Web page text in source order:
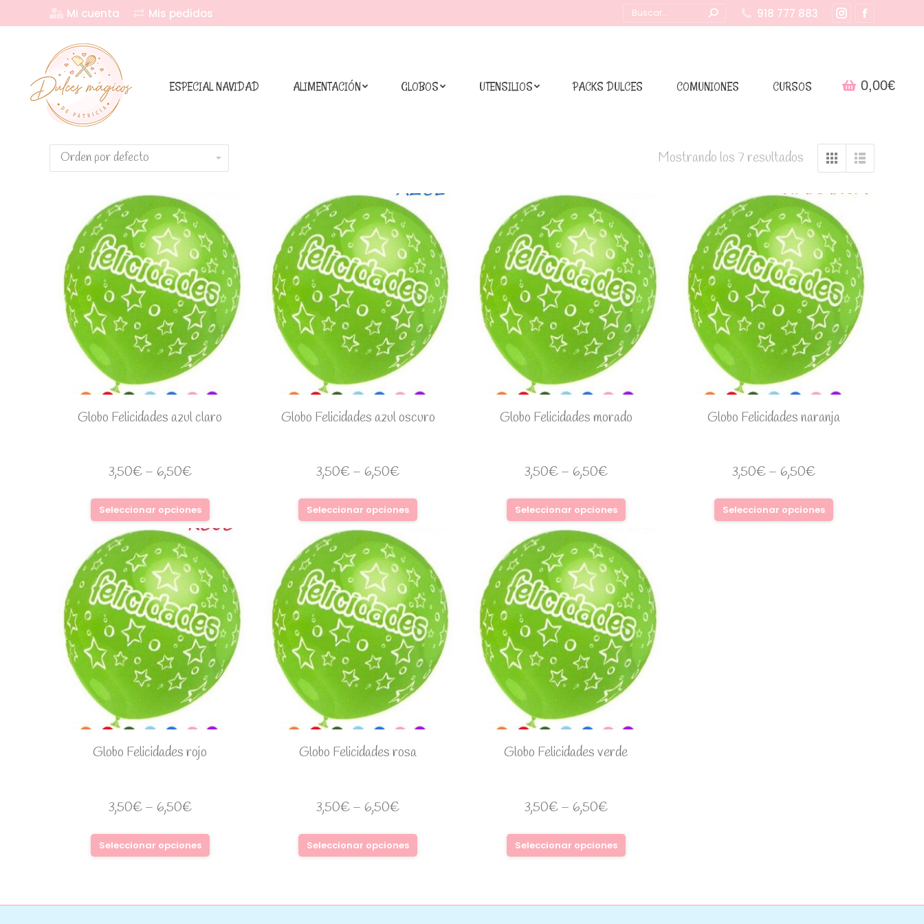
Mi cuenta Mis pedidos Buscar: 918 777 883
Instagram
in
Facebook
in
ESPECIAL NAVIDAD ALIMENTACIÓN GLOBOS UTENSILIOS PACKS DULCES COMUNIONES CURSOS 0,00€
Mostrando los 7 resultados
Globo Felicidades azul claro
3,50€– 6,50€
Seleccionar opciones
Globo Felicidades azul oscuro
3,50€–6,50€
Seleccionar opciones
Globo Felicidades morado
3,50€– 6,50€
Seleccionar opciones
Globo Felicidades naranja
3,50€–6,50€
Seleccionar opciones
Globo Felicidades rojo
3,50€– 6,50€
Seleccionar opciones
Globo Felicidades rosa
3,50€–6,50€
Seleccionar opciones
Globo Felicidades verde
3,50€– 6,50€
Seleccionar opciones